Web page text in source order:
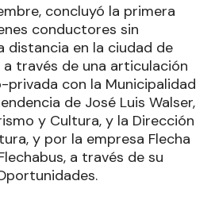
concluyó la primera
conductores sin
distancia en la ciudad de
través de una articulación
con la Municipalidad
de José Luis Walser,
y Cultura, y la Dirección
y por la empresa Flecha
a través de su